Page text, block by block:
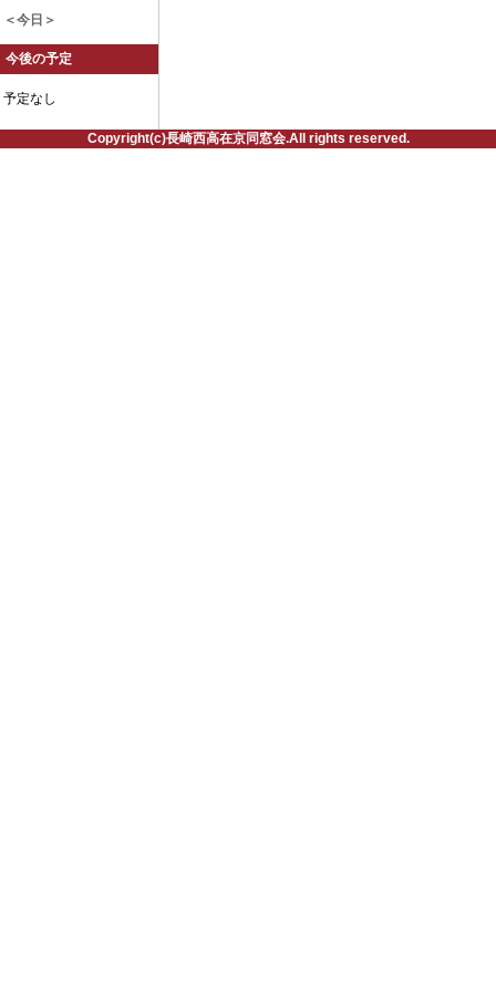
＜今日＞
今後の予定
予定なし
Copyright(c)長崎西高在京同窓会.All rights reserved.